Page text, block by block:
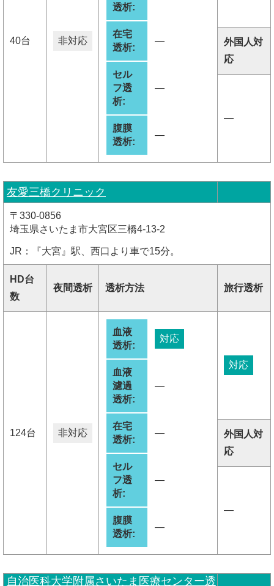
40台 非対応
透析:
在宅
透析:
―
セル
フ透
析:
―
腹膜
透析:
―
外国人対
応
―
友愛三橋クリニック
〒330-0856
埼玉県さいたま市大宮区三橋4-13-2
JR：『大宮』駅、西口より車で15分。
HD台
数
夜間透析 透析方法 旅行透析
124台 非対応
血液
透析:
対応
血液
濾過
透析:
―
在宅
透析:
―
セル
フ透
析:
―
腹膜
透析:
―
対応
外国人対
応
―
自治医科大学附属さいたま医療センター透